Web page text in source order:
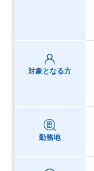
対象となる方
勤務地